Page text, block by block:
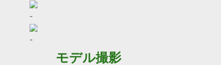
モデル撮影